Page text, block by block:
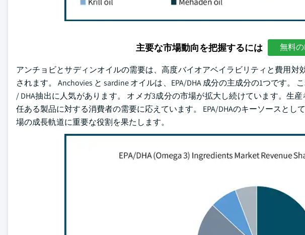
主要な市場動向を把握するには 無料
アンチョビとサディンオイルの需要は、高度バイオアベイラビリティと費用対
されます。 Anchovies と sardine オイルは、EPA/DHA 成分の主成分の1つです。
/ DHA抽出に人気があります。 オメガ3成分の市場が拡大し続けています。生
任ある製品に対する消費者の需要に応えています。 EPA/DHAのキーソースと
場の成長軌道に重要な役割を果たします。